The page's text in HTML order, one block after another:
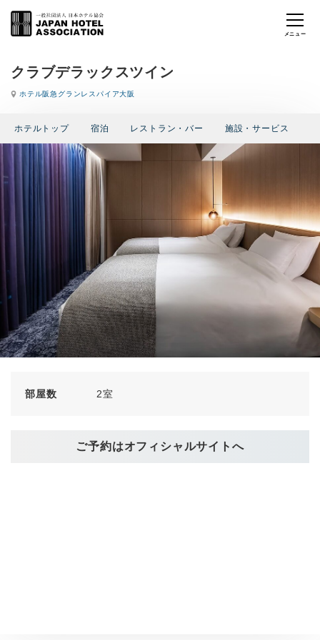
クラブデラックスツイン
ホテル阪急グランレスパイア大阪
ホテルトップ 宿泊 レストラン・バー 施設・サービス
ご予約はオフィシャルサイトへ
部屋数 2室